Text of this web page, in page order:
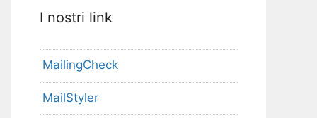
I nostri link
MailingCheck
MailStyler